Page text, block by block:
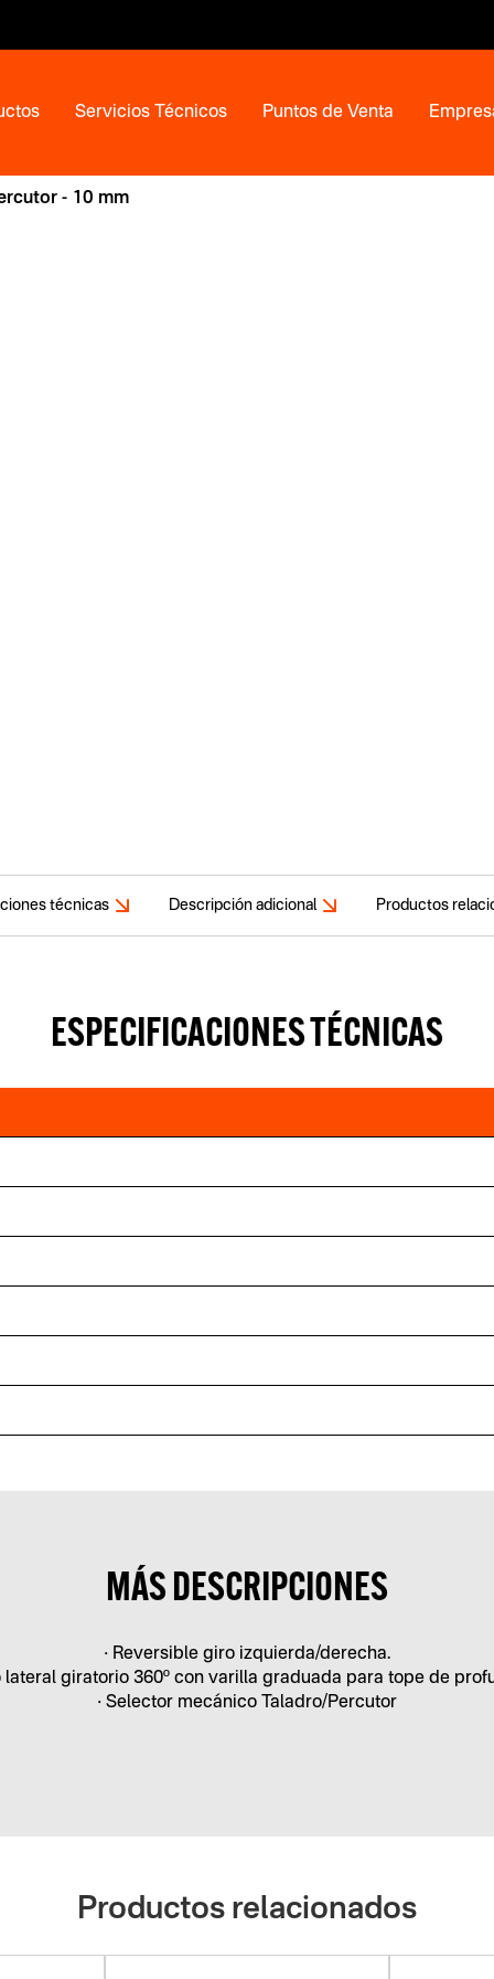
Servicios Técnicos Puntos de Venta
- 10 mm
técnicas Descripción adicional Productos
ESPECIFICACIONES TÉCNICAS
MÁS DESCRIPCIONES
• Reversible giro izquierda/derecha.
lateral giratorio 360º con varilla graduada para tope de
• Selector mecánico Taladro/Percutor
Productos relacionados